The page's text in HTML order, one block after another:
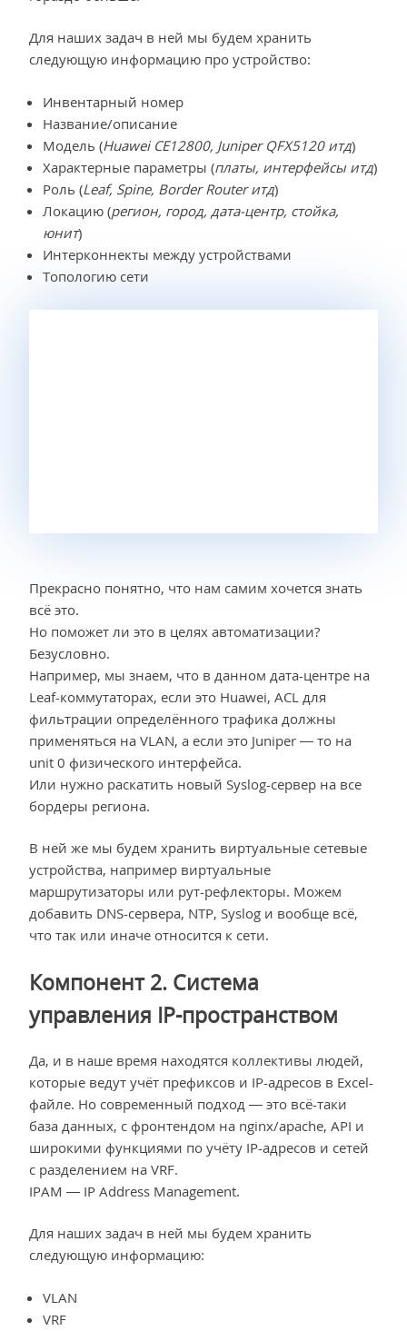
Для наших задач в ней мы будем хранить
следующую информацию про устройство:
Инвентарный номер
Название/описание
Модель (Huawei CE12800, Juniper QFX5120 итд)
Характерные параметры (платы, интерфейсы итд)
Роль (Leaf, Spine, Border Router итд)
Локацию (регион, город, дата-центр, стойка,
юнит)
Интерконнекты между устройствами
Топологию сети
Прекрасно понятно, что нам самим хочется знать
всё это.
Но поможет ли это в целях автоматизации?
Безусловно.
Например, мы знаем, что в данном дата-центре на
Leaf-коммутаторах, если это Huawei, ACL для
фильтрации определённого трафика должны
применяться на VLAN, а если это Juniper — то на
unit 0 физического интерфейса.
Или нужно раскатить новый Syslog-сервер на все
бордеры региона.
В ней же мы будем хранить виртуальные сетевые
устройства, например виртуальные
маршрутизаторы или рут-рефлекторы. Можем
добавить DNS-сервера, NTP, Syslog и вообще всё,
что так или иначе относится к сети.
Компонент 2. Система
управления IP-пространством
Да, и в наше время находятся коллективы людей,
которые ведут учёт префиксов и IP-адресов в Excel-
файле. Но современный подход — это всё-таки
база данных, с фронтендом на nginx/apache, API и
широкими функциями по учёту IP-адресов и сетей
с разделением на VRF.
IPAM — IP Address Management.
Для наших задач в ней мы будем хранить
следующую информацию:
VLAN
VRF